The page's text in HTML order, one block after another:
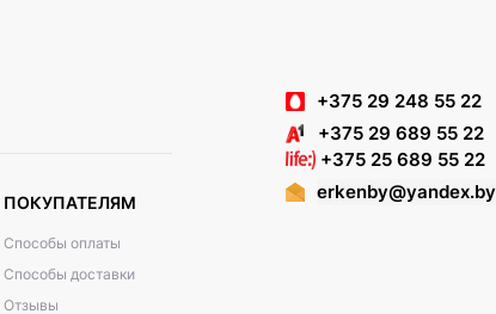
ПОКУПАТЕЛЯМ
Способы оплаты
Способы доставки
Отзывы
+375 29 248 55 22
+375 29 689 55 22
+375 25 689 55 22
erkenby@yandex.by